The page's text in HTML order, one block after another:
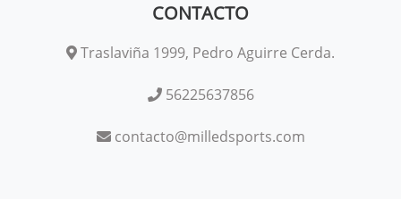
CONTACTO
Traslaviña 1999, Pedro Aguirre Cerda.
56225637856
contacto@milledsports.com